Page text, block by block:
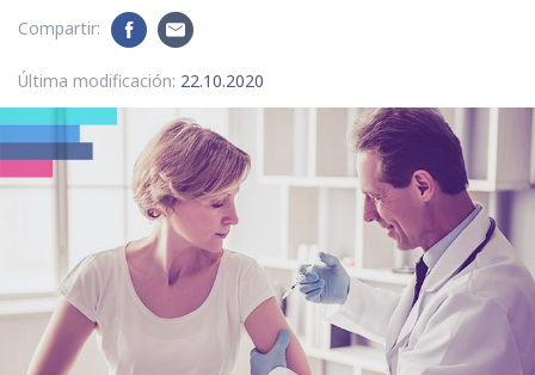
Compartir:
Última modificación: 22.10.2020